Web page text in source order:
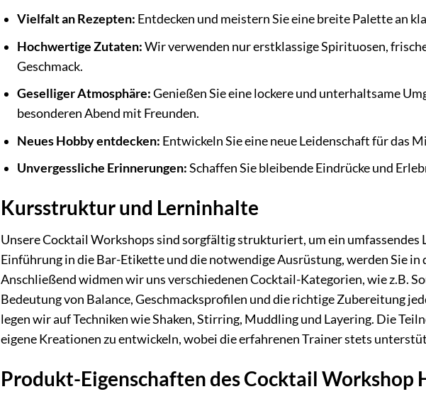
Vielfalt an Rezepten: Entdecken und meistern Sie eine breite Palette an
Hochwertige Zutaten:Wir verwenden nur erstklassige Spirituosen,
Geschmack.
Geselliger Atmosphäre:Genießen Sie eine lockere und unterhaltsame
besonderen Abend mit Freunden.
Neues Hobby entdecken: Entwickeln Sie eine neue Leidenschaft für das
Unvergessliche Erinnerungen:Schaffen Sie bleibende Eindrücke und
Kursstruktur und Lerninhalte
Unsere Cocktail Workshops sind sorgfältig strukturiert, um ein
Einführung in die Bar-Etikette und die notwendige Ausrüstung, werden Sie
Anschließend widmen wir uns verschiedenen Cocktail-Kategorien, wie z.B.
Bedeutung von Balance, Geschmacksprofilen und die richtige Zubereitung
legen wir auf Techniken wie Shaken, Stirring, Muddling und Layering. Die
eigene Kreationen zu entwickeln, wobei die erfahrenen Trainer stets
Produkt-Eigenschaften des Cocktail Workshop